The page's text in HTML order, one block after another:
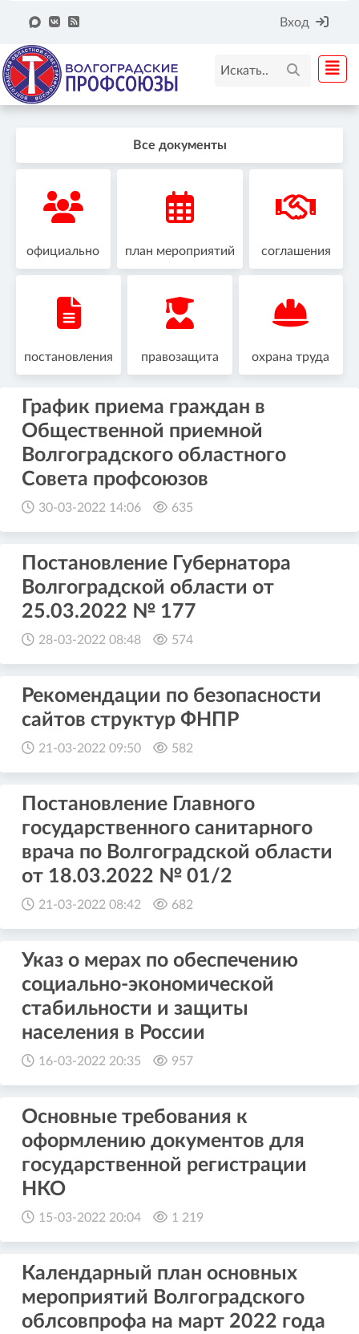
Вход
Все документы
официально план мероприятий соглашения
постановления правозащита охрана труда
График приема граждан в
Общественной приемной
Волгоградского областного
Совета профсоюзов
30-03-2022 14:06 635
Постановление Губернатора
Волгоградской области от
25.03.2022 № 177
28-03-2022 08:48 574
Рекомендации по безопасности
сайтов структур ФНПР
21-03-2022 09:50 582
Постановление Главного
государственного санитарного
врача по Волгоградской области
от 18.03.2022 № 01/2
21-03-2022 08:42 682
Указ о мерах по обеспечению
социально-экономической
стабильности и защиты
населения в России
16-03-2022 20:35 957
Основные требования к
оформлению документов для
государственной регистрации
НКО
15-03-2022 20:04 1 219
Календарный план основных
мероприятий Волгоградского
облсовпрофа на март 2022 года